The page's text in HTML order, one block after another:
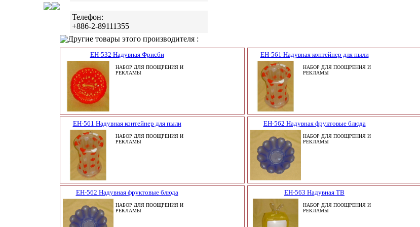
Телефон:
+886-2-89111355
Другие товары этого производителя :
EH-532 Надувная Фрисби
НАБОР ДЛЯ ПООЩРЕНИЯ И
РЕКЛАМЫ
EH-561 Надувная контейнер для пыли
НАБОР ДЛЯ ПООЩРЕНИЯ И
РЕКЛАМЫ
EH-561 Надувная контейнер для пыли
НАБОР ДЛЯ ПООЩРЕНИЯ И
РЕКЛАМЫ
EH-562 Надувная фруктовые блюда
НАБОР ДЛЯ ПООЩРЕНИЯ И
РЕКЛАМЫ
EH-562 Надувная фруктовые блюда
НАБОР ДЛЯ ПООЩРЕНИЯ И
РЕКЛАМЫ
EH-563 Надувная ТВ
НАБОР ДЛЯ ПООЩРЕНИЯ И
РЕКЛАМЫ